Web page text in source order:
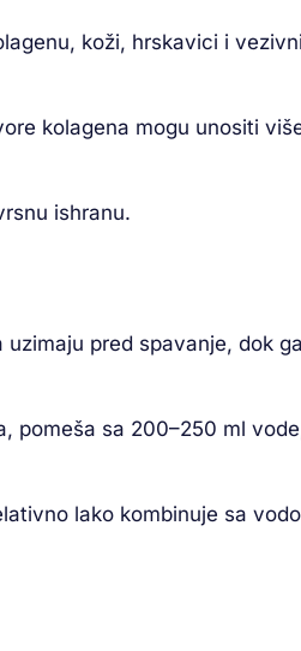
koži, hrskavici i
kolagena mogu unositi
ishranu.
pred spavanje, dok
pomeša sa 200–250 ml
lako kombinuje sa